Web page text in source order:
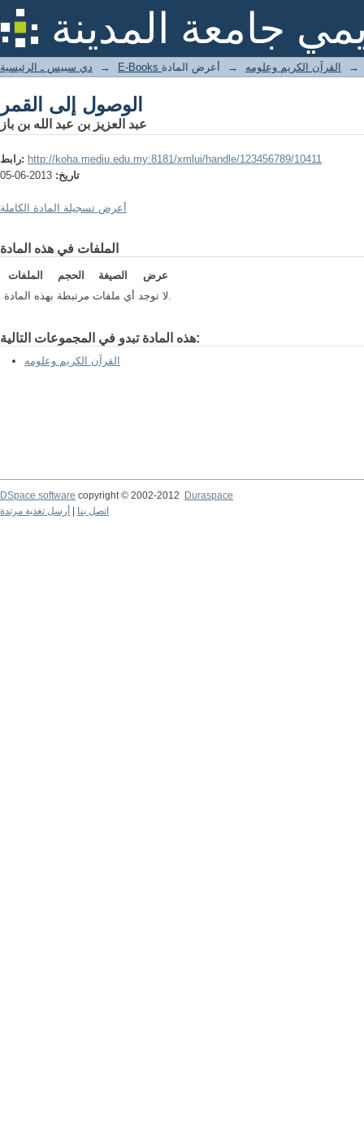
جامعة المدينة
الوصول إلى القمر
دي سبيس ـ الرئيسية → → القرآن الكريم وعلومه → أعرض المادة
الوصول إلى القمر
عبد العزيز بن عبد الله بن باز
رابط: http://koha.mediu.edu.my:8181/xmlui/handle/123456789/10411
تاريخ: 2013-06-05
أعرض تسجيلة المادة الكاملة
الملفات في هذه المادة
الملفات الحجم الصيغة
عرض
لا توجد أي ملفات مرتبطة بهذه المادة.
هذه المادة تبدو في المجموعات التالية:
القرآن الكريم وعلومه
DSpace software copyright © 2002-2012
Duraspace
اتصل بنا
أرسل تغذية مرتدة